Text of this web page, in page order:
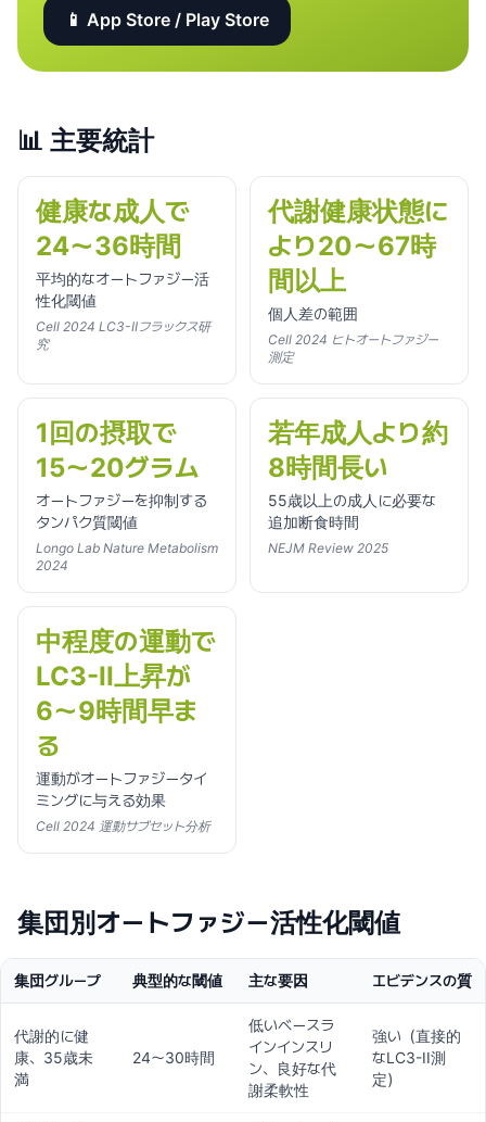
📱 App Store / Play Store
📊 主要統計
健康な成人で
24〜36時間
平均的なオートファジー活
性化閾値
Cell 2024 LC3-IIフラックス研
究
代謝健康状態に
より20〜67時
間以上
個人差の範囲
Cell 2024 ヒトオートファジー
測定
1回の摂取で
15〜20グラム
オートファジーを抑制する
タンパク質閾値
Longo Lab Nature Metabolism
2024
若年成人より約
8時間長い
55歳以上の成人に必要な
追加断食時間
NEJM Review 2025
中程度の運動で
LC3-II上昇が
6〜9時間早ま
る
運動がオートファジータイ
ミングに与える効果
Cell 2024 運動サブセット分析
集団別オートファジー活性化閾値
集団グループ 典型的な閾値 主な要因 エビデンスの質
代謝的に健
康、35歳未
満
24〜30時間
低いベースラ
インインスリ
ン、良好な代
謝柔軟性
強い（直接的
なLC3-II測
定）